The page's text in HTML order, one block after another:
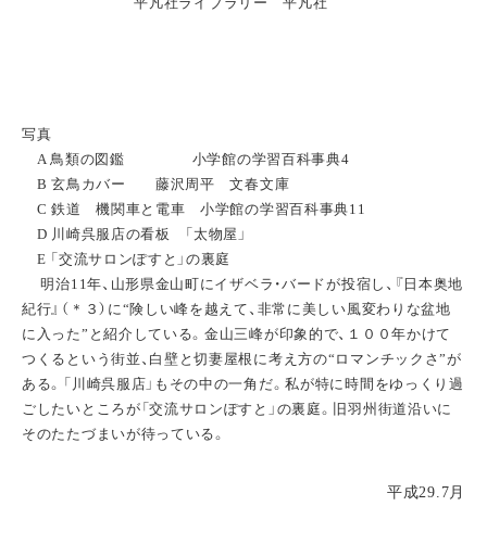
写真
A 鳥類の図鑑 小学館の学習百科事典4
B 玄鳥カバー 藤沢周平 文春文庫
C 鉄道 機関車と電車 小学館の学習百科事典11
D 川崎呉服店の看板 「太物屋」
E 「交流サロンぽすと」の裏庭
明治11年、山形県金山町にイザベラ・バードが投宿し、『日本奥地
紀行』（＊３）に“険しい峰を越えて、非常に美しい風変わりな盆地
に入った”と紹介している。金山三峰が印象的で、１００年かけて
つくるという街並、白壁と切妻屋根に考え方の“ロマンチックさ”が
ある。「川崎呉服店」もその中の一角だ。私が特に時間をゆっくり過
ごしたいところが「交流サロンぽすと」の裏庭。旧羽州街道沿いに
そのたたづまいが待っている。
平成29.7月